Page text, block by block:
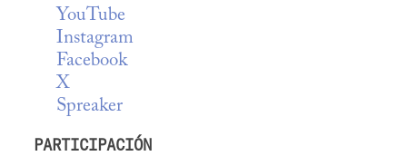
YouTube
Instagram
Facebook
X
Spreaker
PARTICIPACIÓN